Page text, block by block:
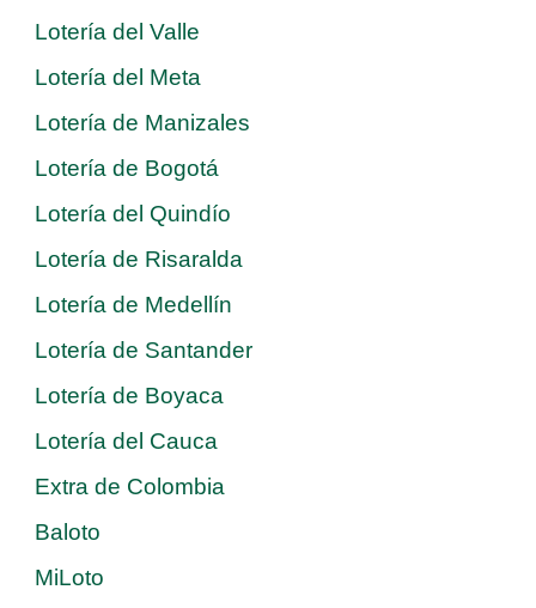
Lotería del Valle
Lotería del Meta
Lotería de Manizales
Lotería de Bogotá
Lotería del Quindío
Lotería de Risaralda
Lotería de Medellín
Lotería de Santander
Lotería de Boyaca
Lotería del Cauca
Extra de Colombia
Baloto
MiLoto